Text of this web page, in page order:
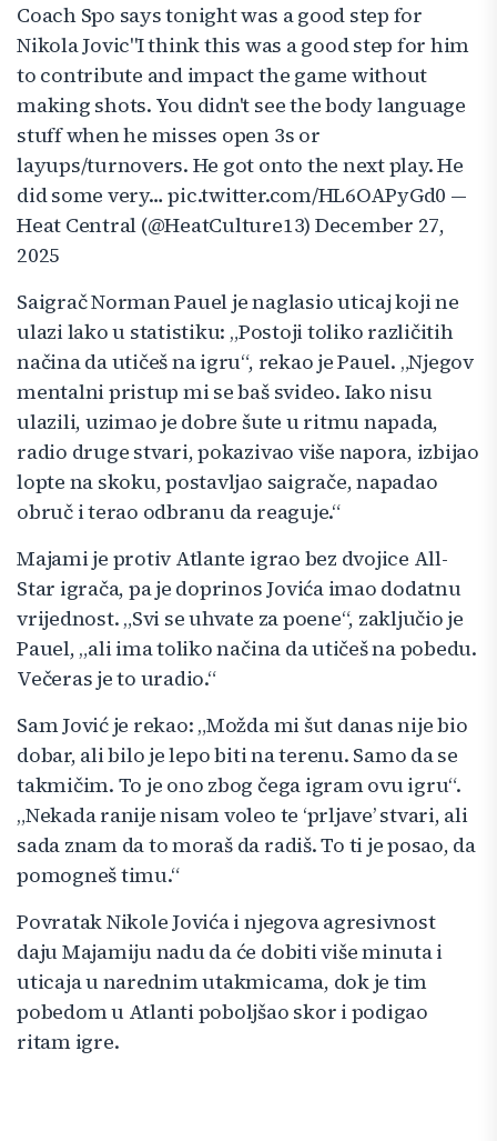
Coach Spo says tonight was a good step for
Nikola Jovic"I think this was a good step for him
to contribute and impact the game without
making shots. You didn't see the body language
stuff when he misses open 3s or
layups/turnovers. He got onto the next play. He
did some very… pic.twitter.com/HL6OAPyGd0 —
Heat Central (@HeatCulture13) December 27,
2025
Saigrač Norman Pauel je naglasio uticaj koji ne
ulazi lako u statistiku: „Postoji toliko različitih
načina da utičeš na igru“, rekao je Pauel. „Njegov
mentalni pristup mi se baš svideo. Iako nisu
ulazili, uzimao je dobre šute u ritmu napada,
radio druge stvari, pokazivao više napora, izbijao
lopte na skoku, postavljao saigrače, napadao
obruč i terao odbranu da reaguje.“
Majami je protiv Atlante igrao bez dvojice All-
Star igrača, pa je doprinos Jovića imao dodatnu
vrijednost. „Svi se uhvate za poene“, zaključio je
Pauel, „ali ima toliko načina da utičeš na pobedu.
Večeras je to uradio.“
Sam Jović je rekao: „Možda mi šut danas nije bio
dobar, ali bilo je lepo biti na terenu. Samo da se
takmičim. To je ono zbog čega igram ovu igru“.
„Nekada ranije nisam voleo te ‘prljave’ stvari, ali
sada znam da to moraš da radiš. To ti je posao, da
pomogneš timu.“
Povratak Nikole Jovića i njegova agresivnost
daju Majamiju nadu da će dobiti više minuta i
uticaja u narednim utakmicama, dok je tim
pobedom u Atlanti poboljšao skor i podigao
ritam igre.